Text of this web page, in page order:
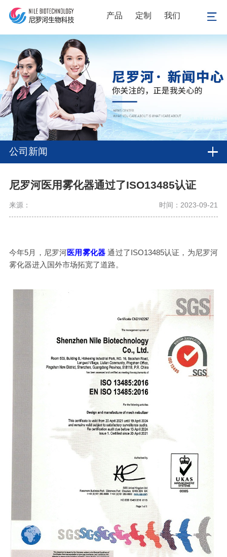
产品 定制 我们
公司新闻
尼罗河医用雾化器通过了ISO13485认证
来源： 时间：2023-09-21
今年5月，尼罗河医用雾化器 通过了ISO13485认证，为尼罗河
雾化器进入国外市场拓宽了道路。